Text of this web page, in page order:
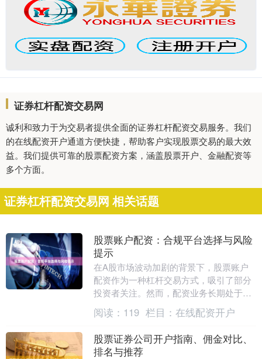
证券杠杆配资交易网
诚利和致力于为交易者提供全面的证券杠杆配资交易服务。我们
的在线配资开户通道方便快捷，帮助客户实现股票交易的最大效
益。我们提供可靠的股票配资方案，涵盖股票开户、金融配资等
多个方面。
证券杠杆配资交易网 相关话题
股票账户配资：合规平台选择与风险
提示
在A股市场波动加剧的背景下，股票账户
配资作为一种杠杆交易方式，吸引了部分
投资者关注。然而，配资业务长期处于监
管灰色地带，投资者在追求收益放大效应
的同时，更需警惕....
阅读： 119 栏目： 在线配资开户
股票证券公司开户指南、佣金对比、
排名与推荐